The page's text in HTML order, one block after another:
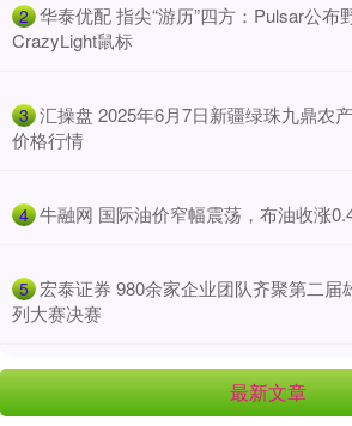
2 华泰优配 指尖“游历”四方：Pulsar公布
CrazyLight鼠标
3 汇操盘 2025年6月7日新疆绿珠九鼎农
价格行情
4 牛融网 国际油价窄幅震荡，布油收涨
5 宏泰证券 980余家企业团队齐聚第二届
列大赛决赛
最新文章